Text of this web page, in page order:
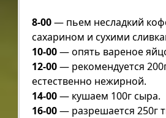
8-00— пьем несладкий
сахарином и сухими
10-00— опять вареное
12-00— рекомендуется
естественно нежирной.
14-00— кушаем 100г сыра.
16-00— разрешается 250г